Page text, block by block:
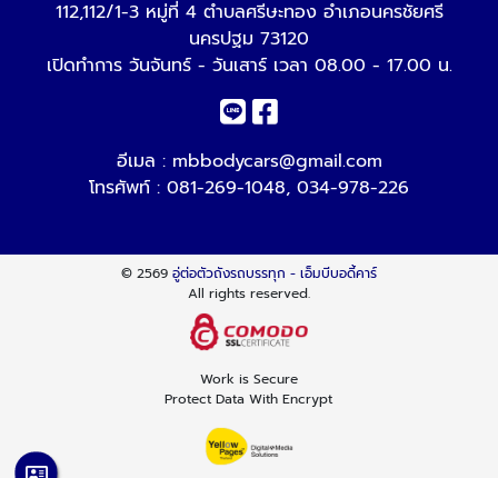
112,112/1-3 หมู่ที่ 4 ตำบลศรีษะทอง อำเภอนครชัยศรี
นครปฐม 73120
เปิดทำการ วันจันทร์ - วันเสาร์ เวลา 08.00 - 17.00 น.
อีเมล : mbbodycars@gmail.com
โทรศัพท์ : 081-269-1048, 034-978-226
© 2569 อู่ต่อตัวถังรถบรรทุก - เอ็มบีบอดี้คาร์
All rights reserved.
Work is Secure
Protect Data With Encrypt